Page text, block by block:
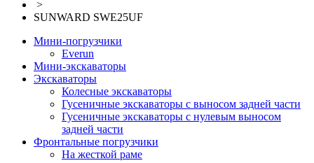
>
SUNWARD SWE25UF
Мини-погрузчики
Everun
Мини-экскаваторы
Экскаваторы
Колесные экскаваторы
Гусеничные экскаваторы с выносом задней части
Гусеничные экскаваторы с нулевым выносом
задней части
Фронтальные погрузчики
На жесткой раме